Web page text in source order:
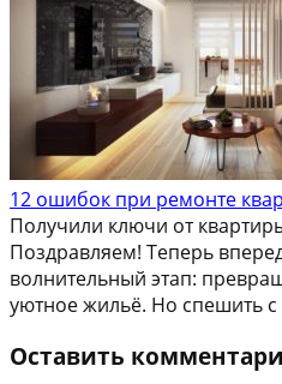
12 ошибок при ремонте
Получили ключи от
Поздравляем! Теперь
волнительный этап:
уютное жильё. Но спешить
Оставить